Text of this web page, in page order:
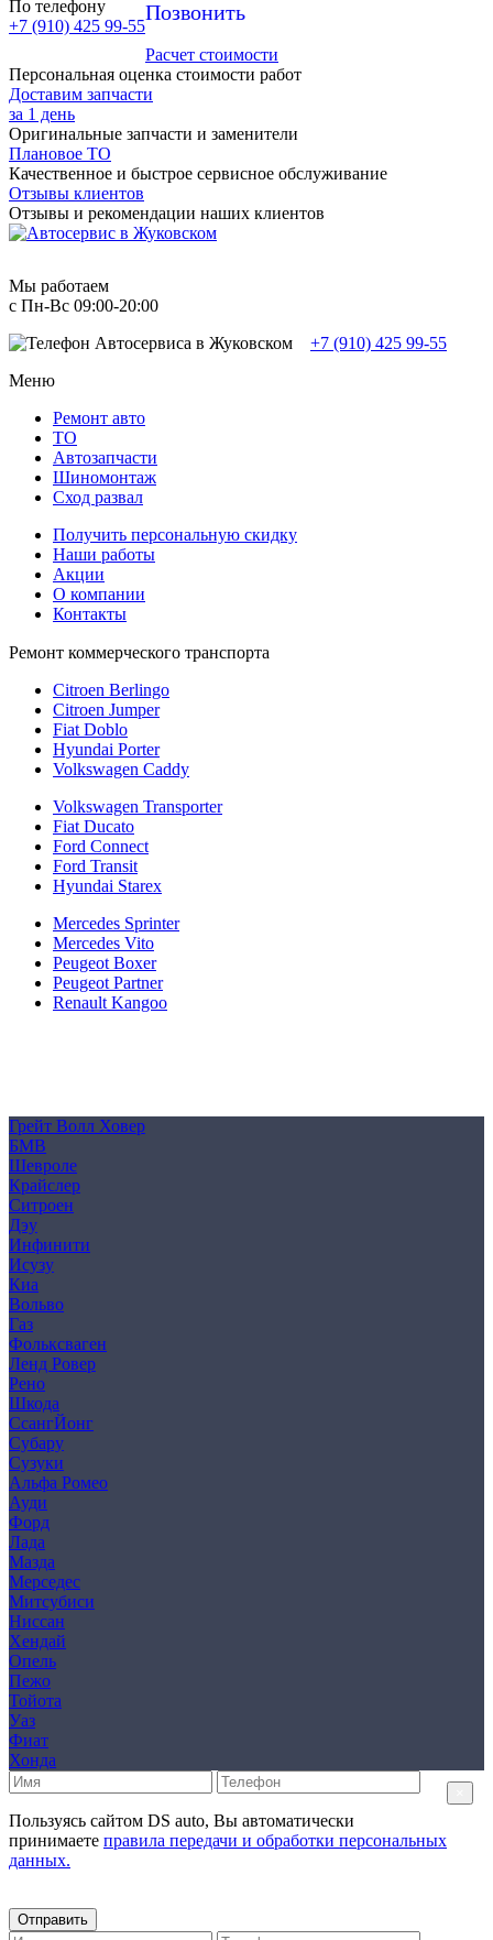
По телефону
+7 (910) 425 99-55
Позвонить
Расчет стоимости
Персональная оценка стоимости работ
Доставим запчасти
за 1 день
Оригинальные запчасти и заменители
Плановое ТО
Качественное и быстрое сервисное обслуживание
Отзывы клиентов
Отзывы и рекомендации наших клиентов
Мы работаем
с Пн-Вc 09:00-20:00
+7 (910) 425 99-55
Меню
Ремонт авто
TO
Автозапчасти
Шиномонтаж
Сход развал
Получить персональную скидку
Наши работы
Акции
О компании
Контакты
Ремонт коммерческого транспорта
Citroen Berlingo
Citroen Jumper
Fiat Doblo
Hyundai Porter
Volkswagen Caddy
Volkswagen Transporter
Fiat Ducato
Ford Connect
Ford Transit
Hyundai Starex
Mercedes Sprinter
Mercedes Vito
Peugeot Boxer
Peugeot Partner
Renault Kangoo
Грейт Волл Ховер
БМВ
Шевроле
Крайслер
Ситроен
Дэу
Инфинити
Исузу
Киа
Вольво
Газ
Фольксваген
Ленд Ровер
Рено
Шкода
СсангЙонг
Субару
Сузуки
Альфа Ромео
Ауди
Форд
Лада
Мазда
Мерседес
Митсубиси
Ниссан
Хендай
Опель
Пежо
Тойота
Уаз
Фиат
Хонда
Пользуясь сайтом DS auto, Вы автоматически
принимаете правила передачи и обработки персональных
данных.
Отправить